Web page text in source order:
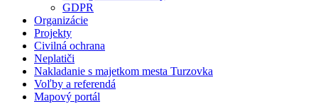
GDPR
Organizácie
Projekty
Civilná ochrana
Neplatiči
Nakladanie s majetkom mesta Turzovka
Voľby a referendá
Mapový portál